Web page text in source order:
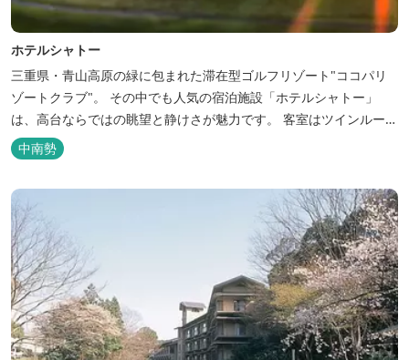
ホテルシャトー
三重県・青山高原の緑に包まれた滞在型ゴルフリゾート"ココパリ
ゾートクラブ"。 その中でも人気の宿泊施設「ホテルシャトー」
は、高台ならではの眺望と静けさが魅力です。 客室はツインルーム
から4〜6名で泊まれる和洋室まで幅広く、旅のスタイルに合わせて
選べます。 天然温泉の大浴場・露天風呂、ロウリュ式サウナで体を
整えた後は、和食や焼肉など、気分で選べる夕食をゆったりと。 翌
朝は、レス...
中南勢